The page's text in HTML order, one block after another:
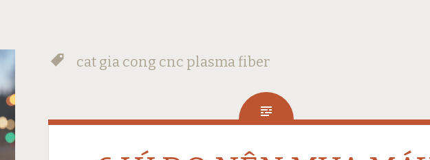
cat gia cong cnc plasma fiber